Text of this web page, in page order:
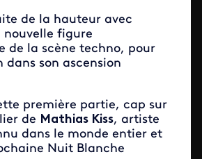
de la hauteur avec
nouvelle figure
de la scène techno, pour
dans son ascension
première partie, cap sur
de Mathias Kiss, artiste
dans le monde entier et
Nuit Blanche